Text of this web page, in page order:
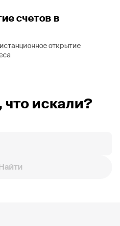
счетов в
открытие
искали?